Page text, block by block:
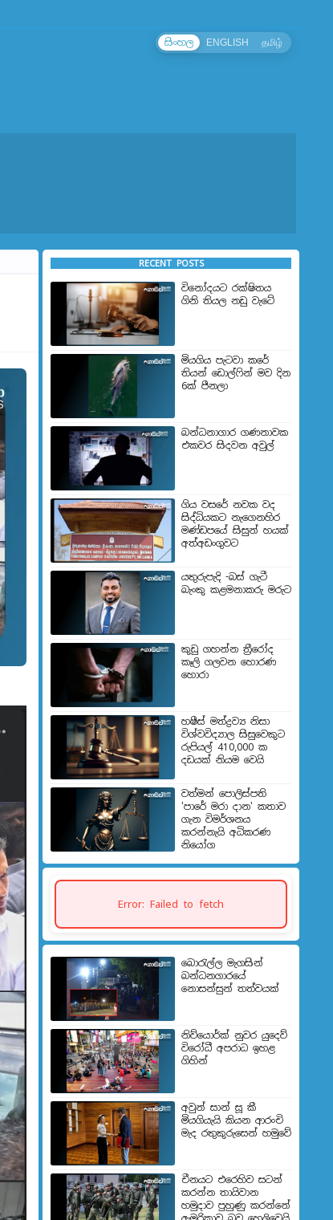
සිංහල ENGLISH தமிழ்
RECENT POSTS
විනෝදයට රක්ෂිතය
ගිනි තියල නඩු වැටේ
මියගිය පැටවා කරේ
තියන් ඩොල්ෆින් මව දින
6ක් පීනලා
බන්ධනාගාර ගණනාවක
එකවර සිදවන අවුල්
ගිය වසරේ නවක වද
සිද්ධියකට නැගෙනහිර
මණ්ඩපයේ සිසුන් හයක්
අත්අඩංගුවට
යතුරුපැදි -බස් ගැටී
බැංකු කළමනාකරු මරුට
කුඩු ගහන්න ත්‍රීරෝද
කෑලි ගලවන හොරණ
හොරා
හෂීස් මත්ද්‍රව්‍ය නිසා
විශ්වවිද්‍යාල සිසුවෙකුට
රුපියල් 410,000 ක
දඩයක් නියම වෙයි
වත්මන් පොලිස්පති
'පාරේ මරා දාන' කතාව
ගැන විමර්ශනය
කරන්නැයි අධිකරණ
නියෝග
Error: Failed to fetch
බොරැල්ල මැගසින්
බන්ධනගාරයේ
නොසන්සුන් තත්වයක්
නිව්යොර්ක් නුවර යුදෙව්
විරෝධී අපරාධ ඉහළ
ගිහින්
අවුන් සාන් සූ කී
මියගියැයි කියන ආරංචි
මැද රතුකුරුසෙන් හමුවේ
චීනයට එරෙහිව සටන්
කරන්න තායිවාන
හමුදාව පුහුණු කරන්නේ